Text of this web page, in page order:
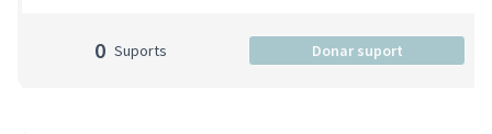
0 Suports Donar suport